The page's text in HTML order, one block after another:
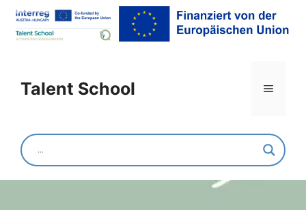
Talent School
Mittelschule und Polytechnische
Schule Krumbach